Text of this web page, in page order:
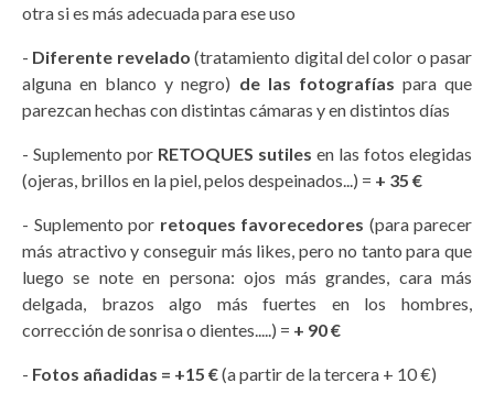
otra si es más adecuada para ese uso
- Diferente revelado (tratamiento digital del color o pasar
alguna en blanco y negro) de las fotografías para que
parezcan hechas con distintas cámaras y en distintos días
- Suplemento por RETOQUES sutiles en las fotos elegidas
(ojeras, brillos en la piel, pelos despeinados...) = + 35 €
- Suplemento por retoques favorecedores (para parecer
más atractivo y conseguir más likes, pero no tanto para que
luego se note en persona: ojos más grandes, cara más
delgada, brazos algo más fuertes en los hombres,
corrección de sonrisa o dientes.....) = + 90 €
- Fotos añadidas = +15 €(a partir de la tercera + 10 €)